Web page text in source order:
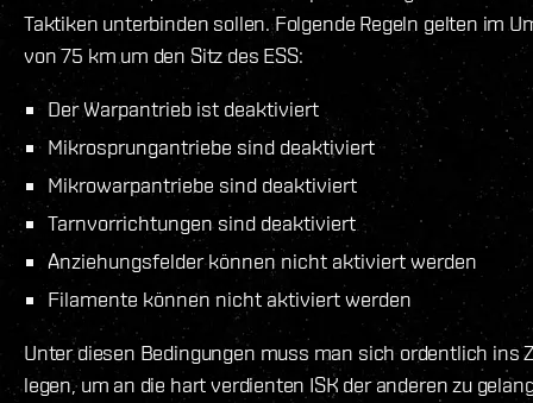
Taktiken unterbinden sollen. Folgende Regeln gelten im
von 75 km um den Sitz des ESS:
Der Warpantrieb ist deaktiviert
Mikrosprungantriebe sind deaktiviert
Mikrowarpantriebe sind deaktiviert
Tarnvorrichtungen sind deaktiviert
Anziehungsfelder können nicht aktiviert werden
Filamente können nicht aktiviert werden
Unter diesen Bedingungen muss man sich ordentlich ins
legen, um an die hart verdienten ISK der anderen zu